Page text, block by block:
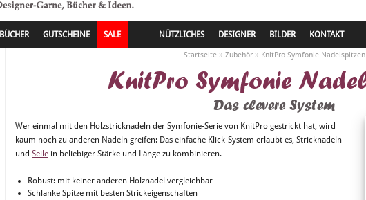
BÜCHER GUTSCHEINE SALE NÜTZLICHES DESIGNER BILDER KONTAKT
Startseite» Zubehör» KnitPro Symfonie Nadelspitzen
KnitPro Symfonie
Das clevere System
Wer einmal mit den Holzstricknadeln der Symfonie-Serie von KnitPro gestrickt hat, wird
kaum noch zu anderen Nadeln greifen: Das einfache Klick-System erlaubt es, Stricknadeln
und Seile in beliebiger Stärke und Länge zu kombinieren.
Robust: mit keiner anderen Holznadel vergleichbar
Schlanke Spitze mit besten Strickeigenschaften